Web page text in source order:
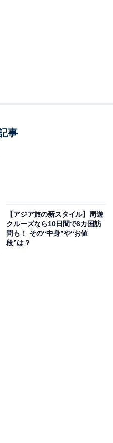
ス。街の風景に溶け込む
事
【アジア旅の新スタイル】周遊
クルーズなら10日間で6カ国訪
問も！ その“中身”や“お値
段”は？